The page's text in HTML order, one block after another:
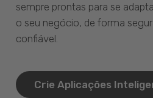
sempre prontas para se
o seu negócio, de forma
confiável.
Crie Aplicações